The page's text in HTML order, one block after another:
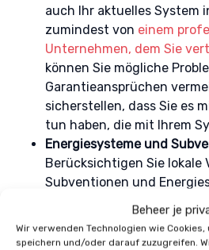
Beheer je
Wir verwenden Technologien wie
speichern und/oder darauf zuzugreifen.
auch Ihr aktuelles System
zumindest von einem
Unternehmen, dem Sie
können Sie mögliche
Garantieansprüchen
sicherstellen, dass Sie es
tun haben, die mit Ihrem
Energiesysteme und
Berücksichtigen Sie lokale
Subventionen und
Entscheidung beeinflussen
Kleinunternehmerregelung
kann sich auf die